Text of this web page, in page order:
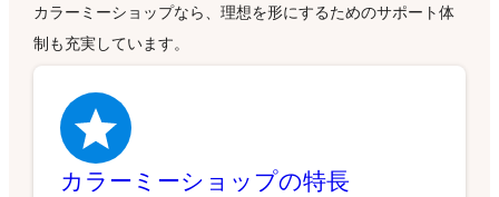
カラーミーショップなら、理想を形にするためのサポート体
制も充実しています。
カラーミーショップの特長